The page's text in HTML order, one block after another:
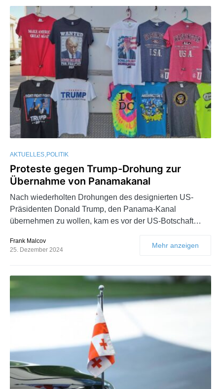
AKTUELLES POLITIK
Proteste gegen Trump-Drohung zur
Übernahme von Panamakanal
Nach wiederholten Drohungen des designierten US-
Präsidenten Donald Trump, den Panama-Kanal
übernehmen zu wollen, kam es vor der US-Botschaft…
Frank Malcov
25. Dezember 2024
Mehr anzeigen